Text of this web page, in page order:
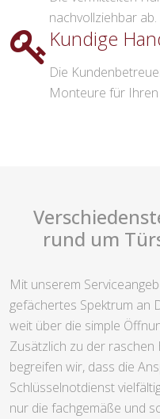
nachvollziehbar ab.
Kundige
Die
Monteure für
rund um
Mit unserem
gefächertes Spektrum an
weit über die simple
Zusätzlich zu der
begreifen wir, dass die
Schlüsselnotdienst
nur die fachgemäße und